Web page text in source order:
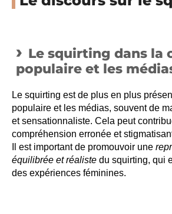
Le squirting dans la
populaire et les
Le squirting est de plus en plus
populaire et les médias, souvent de
et sensationnaliste. Cela peut
compréhension erronée et
Il est important de promouvoir une
équilibrée et réaliste du squirting, qui
des expériences féminines.